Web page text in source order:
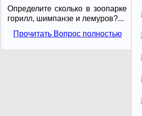
Определите сколько в зоопарке
горилл, шимпанзе и лемуров?...
Прочитать Вопрос полностью